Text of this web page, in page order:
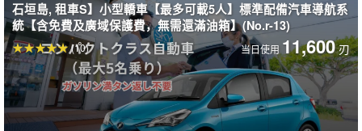
石垣島, 租車S】小型轎車【最多可載5人】標準配備汽車導航系
統【含免費及廣域保護費，無需還滿油箱】(No.r-13)
当日使用 11,600 刃
(10)